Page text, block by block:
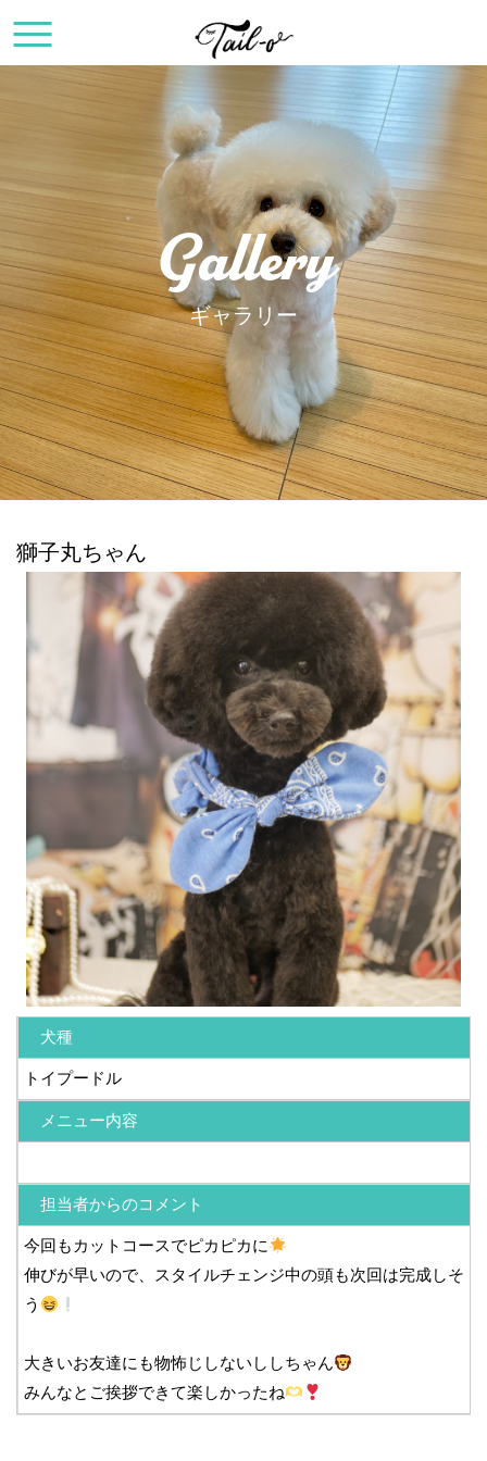
Gallery
ギャラリー
獅子丸ちゃん
犬種
トイプードル
メニュー内容
担当者からのコメント
今回もカットコースでピカピカに
伸びが早いので、スタイルチェンジ中の頭も次回は完成しそ
う
大きいお友達にも物怖じしないししちゃん
みんなとご挨拶できて楽しかったね